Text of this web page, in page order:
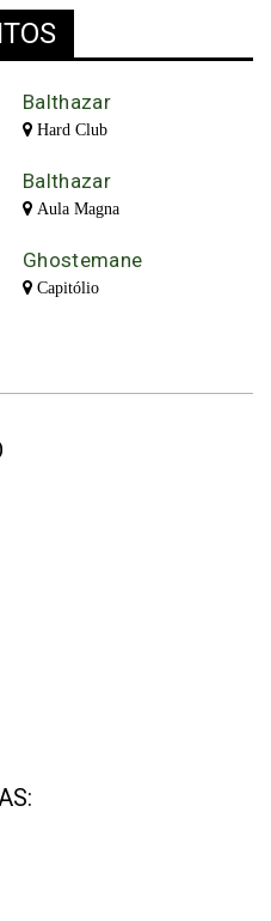
Balthazar
Hard Club
Balthazar
Aula Magna
Ghostemane
Capitólio